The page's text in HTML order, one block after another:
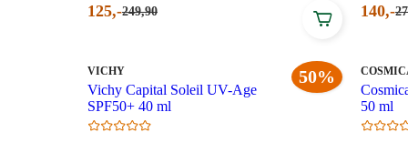
Nåværende
kroner.
125,-Førpris:
249,90 140,-
50%
MERKE
VICHY
Vichy Capital Soleil UV-Age
SPF50+ 40 ml
MERKE:
50 ml